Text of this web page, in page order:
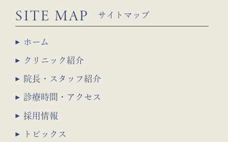
SITE MAP サイトマップ
ホーム
クリニック紹介
院長・スタッフ紹介
診療時間・アクセス
採用情報
トピックス